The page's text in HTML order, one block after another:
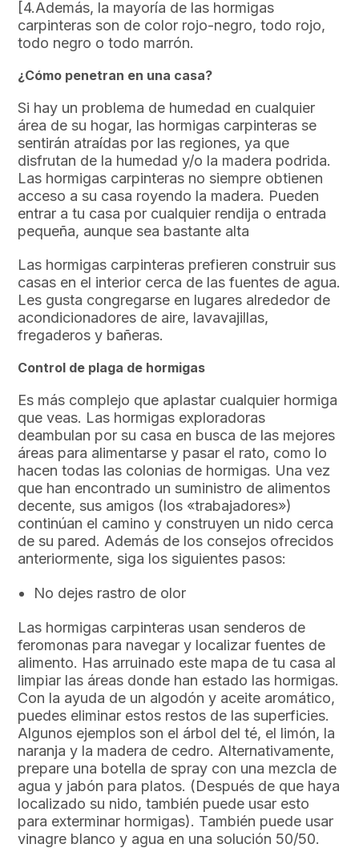
[4.Además, la mayoría de las hormigas
carpinteras son de color rojo-negro, todo rojo,
todo negro o todo marrón.
¿Cómo penetran en una casa?
Si hay un problema de humedad en cualquier
área de su hogar, las hormigas carpinteras se
sentirán atraídas por las regiones, ya que
disfrutan de la humedad y/o la madera podrida.
Las hormigas carpinteras no siempre obtienen
acceso a su casa royendo la madera. Pueden
entrar a tu casa por cualquier rendija o entrada
pequeña, aunque sea bastante alta
Las hormigas carpinteras prefieren construir sus
casas en el interior cerca de las fuentes de agua.
Les gusta congregarse en lugares alrededor de
acondicionadores de aire, lavavajillas,
fregaderos y bañeras.
Control de plaga de hormigas
Es más complejo que aplastar cualquier hormiga
que veas. Las hormigas exploradoras
deambulan por su casa en busca de las mejores
áreas para alimentarse y pasar el rato, como lo
hacen todas las colonias de hormigas. Una vez
que han encontrado un suministro de alimentos
decente, sus amigos (los «trabajadores»)
continúan el camino y construyen un nido cerca
de su pared. Además de los consejos ofrecidos
anteriormente, siga los siguientes pasos:
No dejes rastro de olor
Las hormigas carpinteras usan senderos de
feromonas para navegar y localizar fuentes de
alimento. Has arruinado este mapa de tu casa al
limpiar las áreas donde han estado las hormigas.
Con la ayuda de un algodón y aceite aromático,
puedes eliminar estos restos de las superficies.
Algunos ejemplos son el árbol del té, el limón, la
naranja y la madera de cedro. Alternativamente,
prepare una botella de spray con una mezcla de
agua y jabón para platos. (Después de que haya
localizado su nido, también puede usar esto
para exterminar hormigas). También puede usar
vinagre blanco y agua en una solución 50/50.